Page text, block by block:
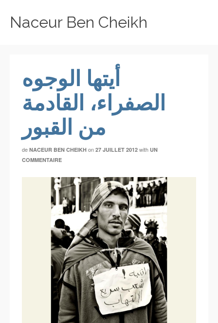
Naceur Ben Cheikh
أيتها الوجوه
الصفراء، القادمة
من القبور
de NACEUR BEN CHEIKH on 27 JUILLET 2012 with UN
COMMENTAIRE